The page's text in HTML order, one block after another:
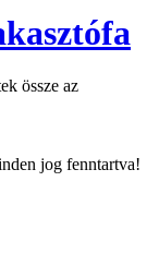
össze az
jog fenntartva!